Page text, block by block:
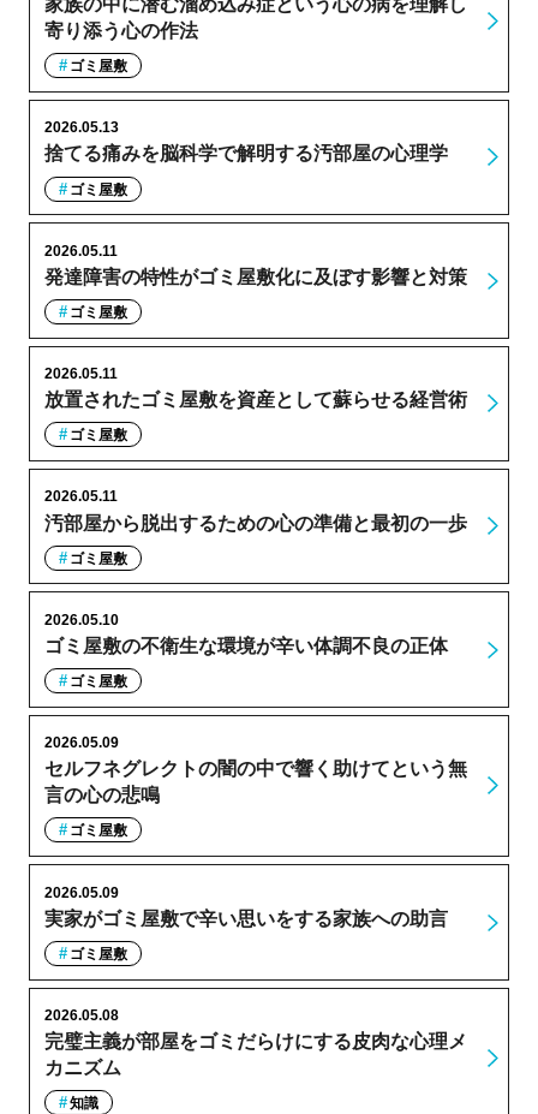
家族の中に潜む溜め込み症という心の病を理解し
寄り添う心の作法
ゴミ屋敷
捨てる痛みを脳科学で解明する汚部屋の心理学
2026.05.13
ゴミ屋敷
発達障害の特性がゴミ屋敷化に及ぼす影響と対策
2026.05.11
ゴミ屋敷
放置されたゴミ屋敷を資産として蘇らせる経営術
2026.05.11
ゴミ屋敷
汚部屋から脱出するための心の準備と最初の一歩
2026.05.11
ゴミ屋敷
ゴミ屋敷の不衛生な環境が辛い体調不良の正体
2026.05.10
ゴミ屋敷
セルフネグレクトの闇の中で響く助けてという無
言の心の悲鳴
2026.05.09
ゴミ屋敷
実家がゴミ屋敷で辛い思いをする家族への助言
2026.05.09
ゴミ屋敷
完璧主義が部屋をゴミだらけにする皮肉な心理メ
カニズム
2026.05.08
知識